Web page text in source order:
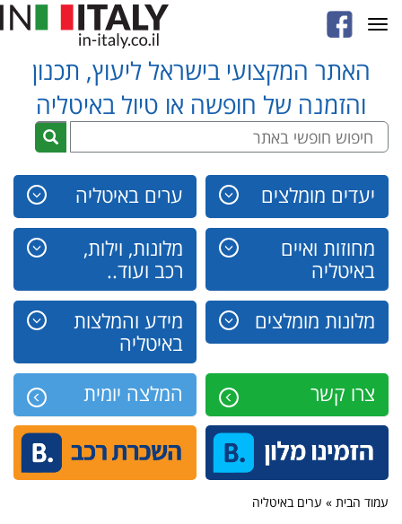
האתר המקצועי בישראל ליעוץ, תכנון
והזמנה של חופשה או טיול באיטליה
יעדים מומלצים ערים באיטליה
מחוזות ואיים
באיטליה
מלונות, וילות,
רכב ועוד..
מלונות מומלצים
מידע והמלצות
באיטליה
צרו קשר
המלצה יומית
Toggle
navigation
עמוד הבית » ערים באיטליה